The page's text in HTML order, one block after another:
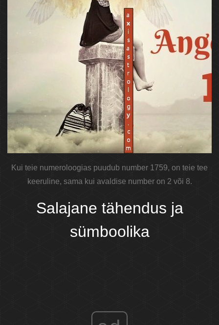
Kui teie numeroloogias puudub number 1759, on teie tee
keeruline, sama kui avaldise number on 2 või 8.
Salajane tähendus ja
sümboolika